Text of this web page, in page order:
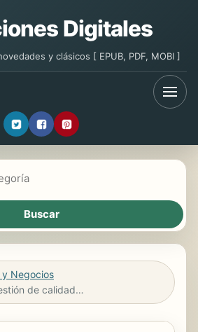
Digitales
y clásicos [ EPUB, PDF, MOBI ]
y Negocios
Procesos de gestión de calidad en hostelería y turismo. HOTI0108